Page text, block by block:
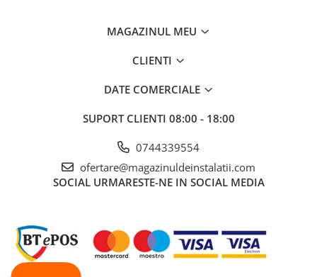
MAGAZINUL MEU
CLIENTI
DATE COMERCIALE
SUPORT CLIENTI 08:00 - 18:00
0744339554
ofertare@magazinuldeinstalatii.com
SOCIAL URMARESTE-NE IN SOCIAL MEDIA